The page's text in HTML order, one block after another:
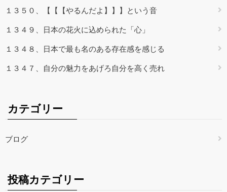
１３５０、【【【やるんだよ】】】という音
１３４９、日本の花火に込められた「心」
１３４８、日本で最も名のある存在感を感じる
１３４７、自分の魅力をあげろ自分を高く売れ
カテゴリー
ブログ
投稿カテゴリー